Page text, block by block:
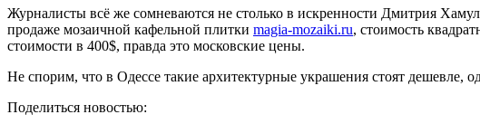
Журналисты всё же сомневаются не столько в искренности Дмитрия
продаже мозаичной кафельной плитки magia-mozaiki.ru, стоимость
стоимости в 400$, правда это московские цены.
Не спорим, что в Одессе такие архитектурные украшения стоят дешевле,
Поделиться новостью: